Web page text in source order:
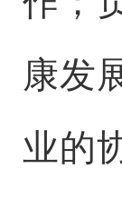
康发
业的